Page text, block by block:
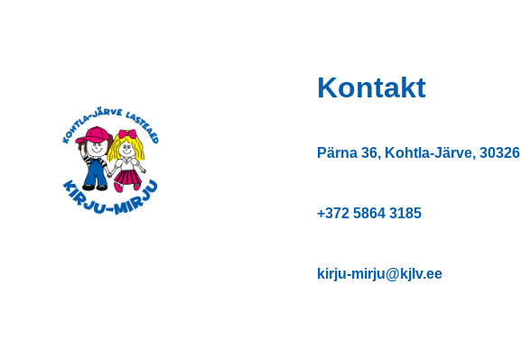
Kontakt
Pärna 36, Kohtla-Järve, 30326
+372 5864 3185
kirju-mirju@kjlv.ee